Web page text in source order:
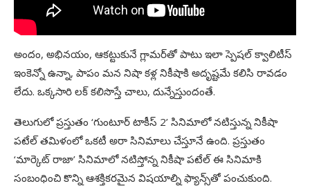
అందం, అభినయం, ఆకట్టుకునే గ్లామర్‌తో పాటు ఇలా స్పెషల్‌ క్వాలిటీస్‌
ఇంకెన్నో ఉన్నా, పాపం మన నిషా కళ్ల నికీషాకి అదృష్టమే కలిసి రావడం
లేదు. ఒక్కసారి లక్‌ కలిసొస్తే చాలు, దున్నేస్తుందంతే.
తెలుగులో ప్రస్తుతం ‘గుంటూర్‌ టాకీస్‌ 2’ సినిమాలో నటిస్తున్న నికీషా
పటేల్‌ తమిళంలో ఒకటీ అరా సినిమాలు చేస్తూనే ఉంది. ప్రస్తుతం
‘మార్కెట్‌ రాజా’ సినిమాలో నటిస్తోన్న నికీషా పటేల్‌ ఈ సినిమాకి
సంబంధించి కొన్ని ఆశక్తికరమైన విషయాల్ని ఫ్యాన్స్‌తో పంచుకుంది.